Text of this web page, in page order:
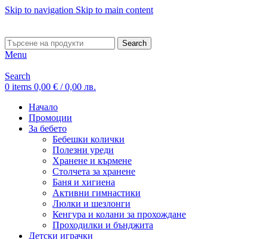
Skip to navigation Skip to main content
Search
Menu
Search
0 items 0,00 € / 0,00 лв.
Начало
Промоции
За бебето
Бебешки колички
Полезни уреди
Хранене и кърмене
Столчета за хранене
Баня и хигиена
Активни гимнастики
Люлки и шезлонги
Кенгура и колани за прохождане
Проходилки и бънджита
Детски играчки